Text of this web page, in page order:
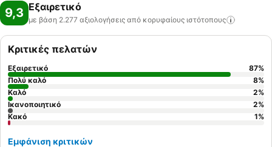
9,3 Εξαιρετικό
με βάση 2.277 αξιολογήσεις από κορυφαίους ιστότοπους
Κριτικές πελατών
Εξαιρετικό 87%
Πολύ καλό
8%
Καλό
2%
Ικανοποιητικό
2%
Κακό
1%
Εμφάνιση κριτικών